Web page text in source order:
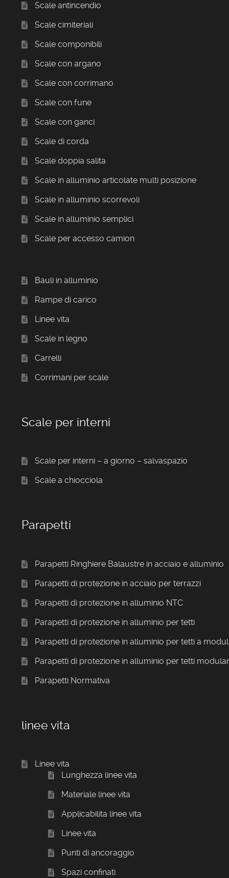
Scale antincendio
Scale cimiteriali
Scale componibili
Scale con argano
Scale con corrimano
Scale con fune
Scale con ganci
Scale di corda
Scale doppia salita
Scale in alluminio articolate multi posizione
Scale in alluminio scorrevoli
Scale in alluminio semplici
Scale per accesso camion
Bauli in alluminio
Rampe di carico
Linee vita
Scale in legno
Carrelli
Corrimani per scale
Scale per interni
Scale per interni – a giorno – salvaspazio
Scale a chiocciola
Parapetti
Parapetti Ringhiere Balaustre in acciaio e alluminio
Parapetti di protezione in acciaio per terrazzi
Parapetti di protezione in alluminio NTC
Parapetti di protezione in alluminio per tetti
Parapetti di protezione in alluminio per tetti a
Parapetti di protezione in alluminio per tetti
Parapetti Normativa
linee vita
Linee vita
Lunghezza linee vita
Materiale linee vita
Applicabilita linee vita
Linee vita
Punti di ancoraggio
Spazi confinati